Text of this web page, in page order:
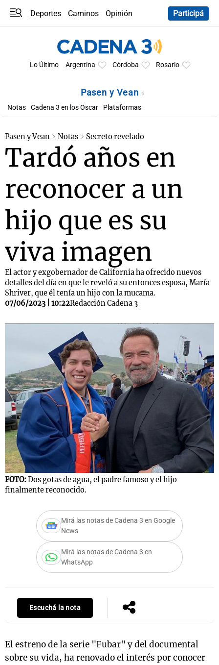
Deportes Caminos
Opinión
Participá
Lo Último Argentina Córdoba Rosario
Pasen y Vean
Notas Cadena 3 en los Oscar Plataformas
Pasen y Vean Notas Secreto revelado
Tardó años en
reconocer a un
hijo que es su
viva imagen
El actor y exgobernador de California ha ofrecido nuevos
detalles del día en que le reveló a su entonces esposa, María
Shriver, que él tenía un hijo con la mucama.
07/06/2023 | 10:22Redacción Cadena 3
FOTO: Dos gotas de agua, el padre famoso y el hijo
finalmente reconocido.
Mirá las notas de Cadena 3 en Google
News
Mirá las notas de Cadena 3 en
WhatsApp
Escuchá la nota
El estreno de la serie "Fubar" y del documental
sobre su vida, ha renovado el interés por conocer
Notas
Mundial 2026
Notas
Cadena 3